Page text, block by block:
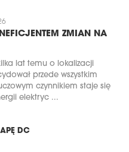
ZMIAN NA
lat temu o lokalizacji
przede wszystkim
czynnikiem staje się
elektryc ...
DC